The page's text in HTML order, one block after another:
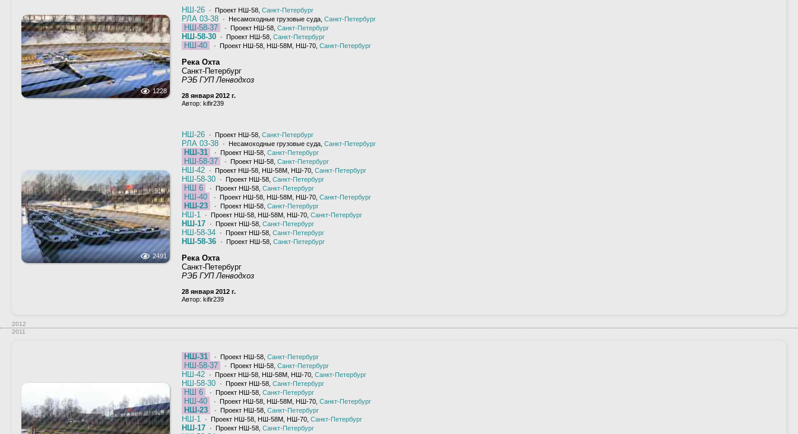
1228
НШ-26 · Проект НШ-58, Санкт-Петербург
РЛА 03-38 · Несамоходные грузовые суда, Санкт-Петербург
НШ-58-37 · Проект НШ-58, Санкт-Петербург
НШ-58-30 · Проект НШ-58, Санкт-Петербург
НШ-40 · Проект НШ-58, НШ-58М, НШ-70, Санкт-Петербург
Река Охта
Санкт-Петербург
РЭБ ГУП Ленводхоз
28 января 2012 г.
Автор: kifir239
2491
НШ-26 · Проект НШ-58, Санкт-Петербург
РЛА 03-38 · Несамоходные грузовые суда, Санкт-Петербург
НШ-31 · Проект НШ-58, Санкт-Петербург
НШ-58-37 · Проект НШ-58, Санкт-Петербург
НШ-42 · Проект НШ-58, НШ-58М, НШ-70, Санкт-Петербург
НШ-58-30 · Проект НШ-58, Санкт-Петербург
НШ 6 · Проект НШ-58, Санкт-Петербург
НШ-40 · Проект НШ-58, НШ-58М, НШ-70, Санкт-Петербург
НШ-23 · Проект НШ-58, Санкт-Петербург
НШ-1 · Проект НШ-58, НШ-58М, НШ-70, Санкт-Петербург
НШ-17 · Проект НШ-58, Санкт-Петербург
НШ-58-34 · Проект НШ-58, Санкт-Петербург
НШ-58-36 · Проект НШ-58, Санкт-Петербург
Река Охта
Санкт-Петербург
РЭБ ГУП Ленводхоз
28 января 2012 г.
Автор: kifir239
2012
2011
НШ-31 · Проект НШ-58, Санкт-Петербург
НШ-58-37 · Проект НШ-58, Санкт-Петербург
НШ-42 · Проект НШ-58, НШ-58М, НШ-70, Санкт-Петербург
НШ-58-30 · Проект НШ-58, Санкт-Петербург
НШ 6 · Проект НШ-58, Санкт-Петербург
НШ-40 · Проект НШ-58, НШ-58М, НШ-70, Санкт-Петербург
НШ-23 · Проект НШ-58, Санкт-Петербург
НШ-1 · Проект НШ-58, НШ-58М, НШ-70, Санкт-Петербург
НШ-17 · Проект НШ-58, Санкт-Петербург